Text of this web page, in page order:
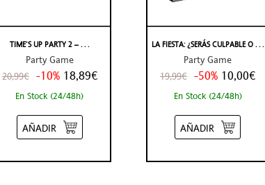
TIME’S UP PARTY 2 – . . .
Party Game
20,99€ -10% 18,89€
En Stock (24/48h)
AÑADIR
LA FIESTA: ¿SERÁS CULPABLE O . . .
Party Game
19,99€ -50% 10,00€
En Stock (24/48h)
AÑADIR